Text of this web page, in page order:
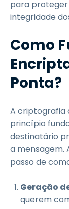
para proteger
integridade
Como
Ponta?
A criptografia
princípio
destinatário
a mensagem.
passo de
Geração
querem